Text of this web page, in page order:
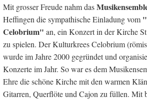
Mit grosser Freude nahm das
Heffingen die sympathische Einladung vom
Celobrium" an, ein Konzert in der Kirche
zu spielen. Der Kulturkrees Celobrium
wurde im Jahre 2000 gegründet und
Konzerte im Jahr. So war es dem
Ehre die schöne Kirche mit den warmen
Gitarren, Querflöte und Cajon zu füllen. Mit